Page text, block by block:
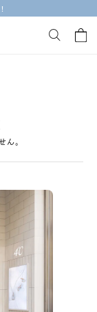
ィ
すべてのジュエリー
。